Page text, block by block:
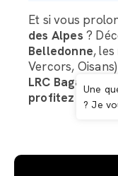
Et si vous
des Alpes ?
Belledonne, les
Vercors,
LRC Bagagerie
profitez
Une
? Je